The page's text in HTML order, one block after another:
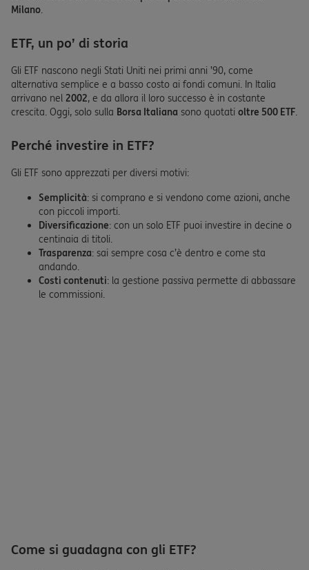
Milano.
ETF, un po’ di storia
Gli ETF nascono negli Stati Uniti nei primi anni ’90, come
alternativa semplice e a basso costo ai fondi comuni. In Italia
arrivano nel 2002, e da allora il loro successo è in costante
crescita. Oggi, solo sulla Borsa Italiana sono quotati oltre 500 ETF.
Perché investire in ETF?
Gli ETF sono apprezzati per diversi motivi:
Semplicità: si comprano e si vendono come azioni, anche
con piccoli importi.
Diversificazione: con un solo ETF puoi investire in decine o
centinaia di titoli.
Trasparenza: sai sempre cosa c’è dentro e come sta
andando.
Costi contenuti: la gestione passiva permette di abbassare
le commissioni.
Come si guadagna con gli ETF?